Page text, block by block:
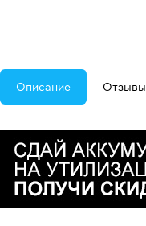
Описание Отзывы